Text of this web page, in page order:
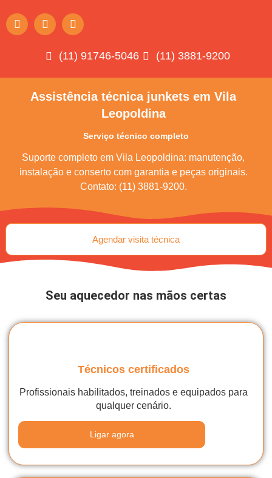
(11) 91746-5046 (11) 3881-9200
Assistência técnica junkets em Vila
Leopoldina
Serviço técnico completo
Suporte completo em Vila Leopoldina: manutenção,
instalação e conserto com garantia e peças originais.
Contato: (11) 3881-9200.
Agendar visita técnica
Seu aquecedor nas mãos certas
Técnicos certificados
Profissionais habilitados, treinados e equipados para
qualquer cenário.
Ligar agora